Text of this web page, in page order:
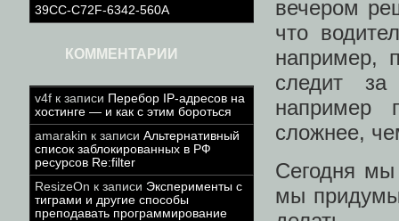
39CC-C72F-6342-560A
КОММЕНТАРИИ
v4f к записи Перебор IP-адресов на
хостинге — и как с этим бороться
amarakin к записи Альтернативный
список заблокированных в РФ
ресурсов Re:filter
ResizeOn к записи Эксперименты с
тиграми и другие способы
преподавать программирование
вечером
что
например,
следит за
например
сложнее,
Сегодня
мы